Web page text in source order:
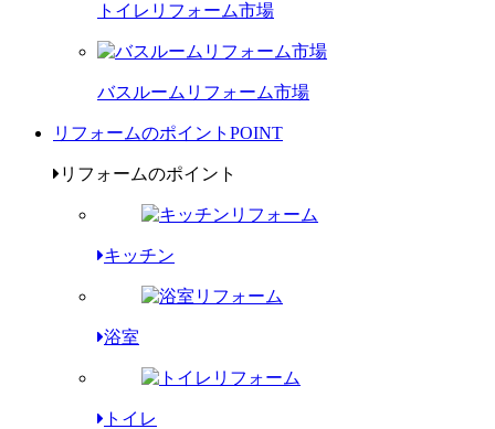
トイレリフォーム市場
バスルームリフォーム市場
リフォームのポイント POINT
リフォームのポイント
キッチン
浴室
トイレ